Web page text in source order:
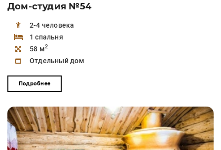
Дом-студия №54
2-4 человека
1 спальня
58 м2
Отдельный дом
Подробнее